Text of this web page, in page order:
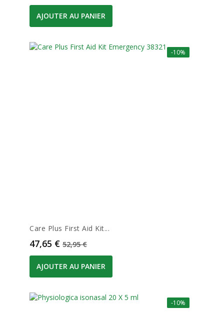
AJOUTER AU PANIER
-10%
Care Plus First Aid Kit...
Prix
47,65 € Prix de base
52,95 €
AJOUTER AU PANIER
-10%